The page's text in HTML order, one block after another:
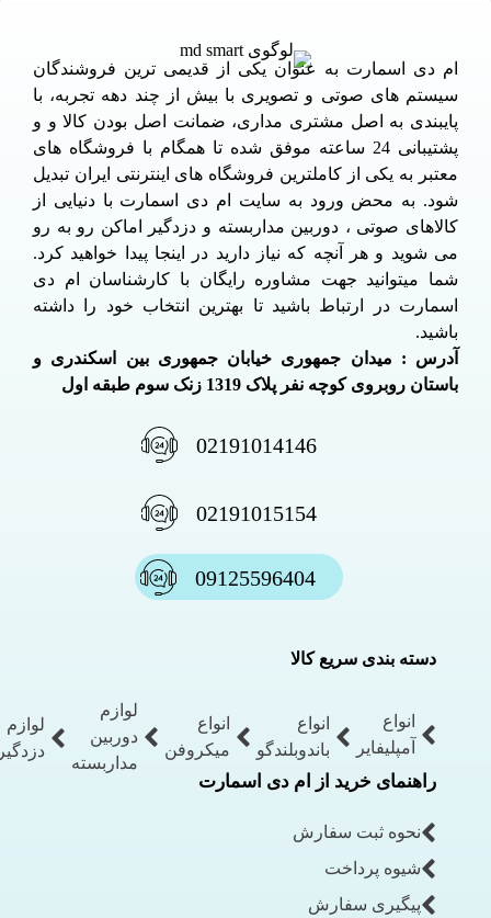
ام دی اسمارت به عنوان یکی از قدیمی ترین فروشندگان
سیستم های صوتی و تصویری با بیش از چند دهه تجربه، با
پایبندی به اصل مشتری مداری، ضمانت اصل بودن کالا و و
پشتیبانی 24 ساعته موفق شده تا همگام با فروشگاه های
معتبر به یکی از کاملترین فروشگاه های اینترنتی ایران تبدیل
شود. به محض ورود به سایت ام دی اسمارت با دنیایی از
کالاهای صوتی ، دوربین مداربسته و دزدگیر اماکن رو به رو
می شوید و هر آنچه که نیاز دارید در اینجا پیدا خواهید کرد.
شما میتوانید جهت مشاوره رایگان با کارشناسان ام دی
اسمارت در ارتباط باشید تا بهترین انتخاب خود را داشته
باشید.
آدرس : میدان جمهوری خیابان جمهوری بین اسکندری و
باستان روبروی کوچه نفر پلاک 1319 زنک سوم طبقه اول
02191014146
02191015154
09125596404
دسته بندی سریع کالا
انواع
آمپلیفایر
انواع
باندوبلندگو
انواع
میکروفن
لوازم
دوربین
مداربسته
لوازم
دزدگیر
راهنمای خرید از ام دی اسمارت
نحوه ثبت سفارش
شیوه پرداخت
پیگیری سفارش